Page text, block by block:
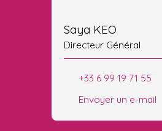
Saya KEO
Directeur Général
+33 6 99 19 71 55
Envoyer un e-mail